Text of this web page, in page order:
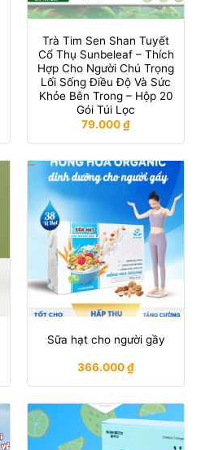
Trà Tim Sen Shan Tuyết
Cổ Thụ Sunbeleaf – Thích
Hợp Cho Người Chú Trọng
Lối Sống Điều Độ Và Sức
Khỏe Bên Trong – Hộp 20
Gói Túi Lọc
79.000₫
Sữa hạt cho người gầy
366.000₫